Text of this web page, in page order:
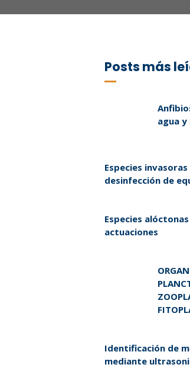
Posts más
agua
Especies
desinfección de
Especies
actuaciones
Identificación de
mediante